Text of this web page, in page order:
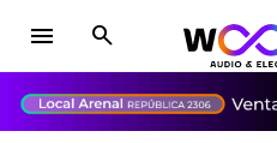
menu
close